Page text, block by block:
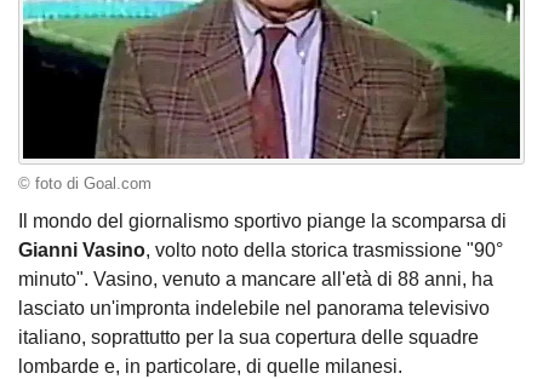
© foto di Goal.com
Il mondo del giornalismo sportivo piange la scomparsa di
Gianni Vasino, volto noto della storica trasmissione "90°
minuto". Vasino, venuto a mancare all'età di 88 anni, ha
lasciato un'impronta indelebile nel panorama televisivo
italiano, soprattutto per la sua copertura delle squadre
lombarde e, in particolare, di quelle milanesi.